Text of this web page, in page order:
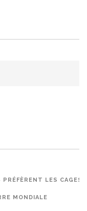
LES CAGES
MONDIALE